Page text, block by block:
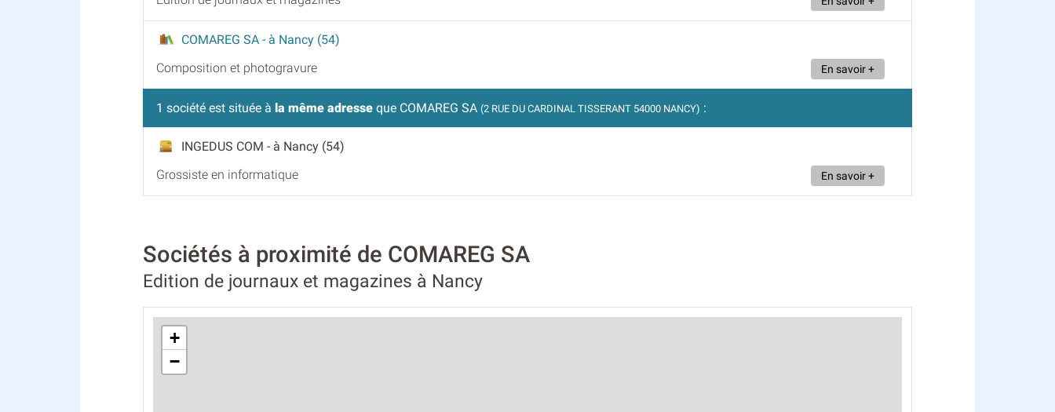
COMAREG SA - à Nancy (54)
Composition et photogravure
En savoir +
1 société est située à la même adresse que COMAREG SA (2 RUE DU CARDINAL TISSERANT 54000 NANCY) :
INGEDUS COM - à Nancy (54)
Grossiste en informatique
En savoir +
Sociétés à proximité de COMAREG SA
Edition de journaux et magazines à Nancy
+
−